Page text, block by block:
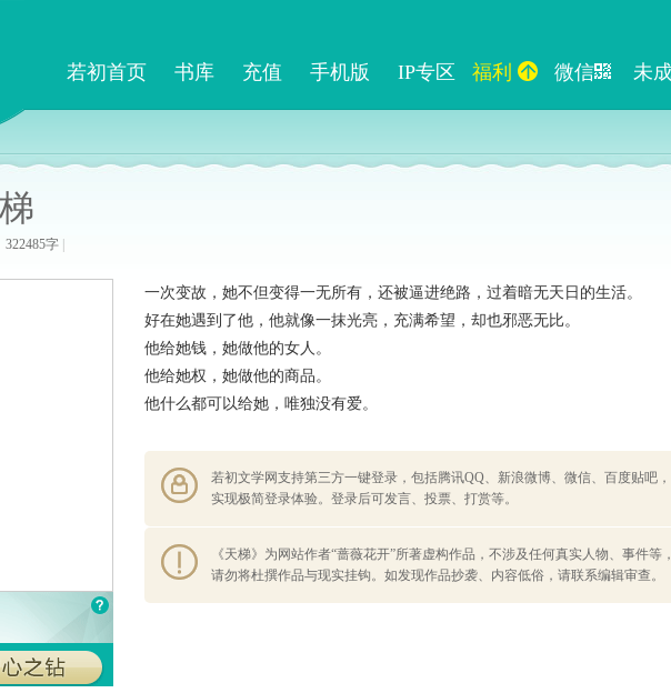
若初首页 书库 充值 手机版 IP专区 福利 微信 未
322485字
一次变故，她不但变得一无所有，还被逼进绝路，过着暗无天日的生活。
好在她遇到了他，他就像一抹光亮，充满希望，却也邪恶无比。
他给她钱，她做他的女人。
他给她权，她做他的商品。
他什么都可以给她，唯独没有爱。
若初文学网支持第三方一键登录，包括腾讯QQ、新浪微博、微信、百度贴吧，
实现极简登录体验。登录后可发言、投票、打赏等。
《天梯》为网站作者“蔷薇花开”所著虚构作品，不涉及任何真实人物、事件等
请勿将杜撰作品与现实挂钩。如发现作品抄袭、内容低俗，请联系编辑审查。